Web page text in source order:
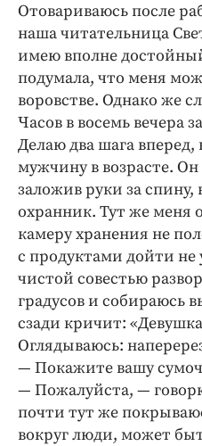
Отовариваюсь после
наша читательница
имею вполне
подумала, что меня
воровстве. Однако же
Часов в восемь вечера
Делаю два шага
мужчину в возрасте.
заложив руки за
охранник. Тут же меня
камеру хранения не
с продуктами дойти не
чистой совестью
градусов и собираюсь
сзади кричит:
Оглядываюсь:
— Покажите вашу
— Пожалуйста, —
почти тут же
вокруг люди, может